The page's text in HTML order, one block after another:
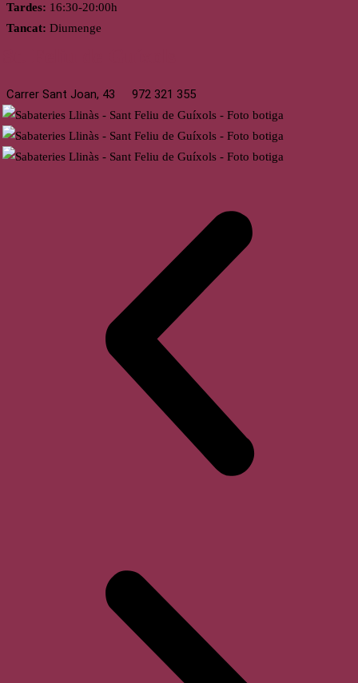
Tardes: 16:30-20:00h
Tancat: Diumenge
Carrer Sant Joan, 43 972 321 355